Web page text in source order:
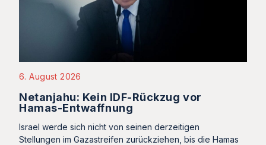
6. August 2026
Netanjahu: Kein IDF-Rückzug vor
Hamas-Entwaffnung
Israel werde sich nicht von seinen derzeitigen
Stellungen im Gazastreifen zurückziehen, bis die Hamas